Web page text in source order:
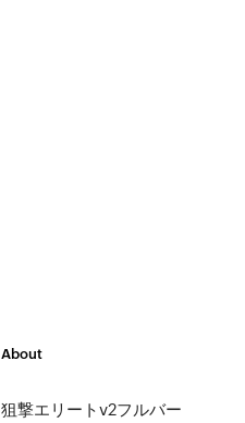
About
狙撃エリートv2フルバー